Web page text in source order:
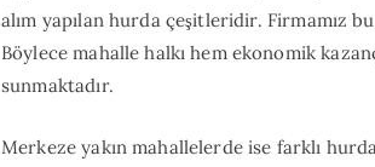
alım yapılan hurda çeşitleridir. Firmamız
Böylece mahalle halkı hem ekonomik
sunmaktadır.
Merkeze yakın mahallelerde ise farklı